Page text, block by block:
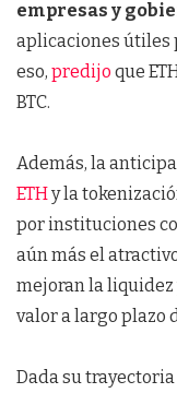
empresas y
aplicaciones útiles
eso, predijo que
BTC.
Además, la
ETHy la
por instituciones
aún más el
mejoran la
valor a largo plazo
Dada su